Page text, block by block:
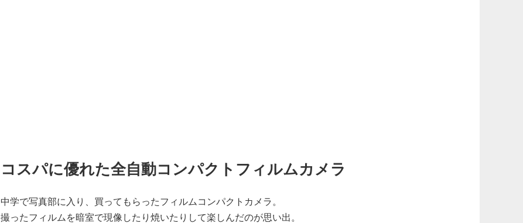
コスパに優れた全自動コンパクトフィルムカメラ
中学で写真部に入り、買ってもらったフィルムコンパクトカメラ。
撮ったフィルムを暗室で現像したり焼いたりして楽しんだのが思い出。